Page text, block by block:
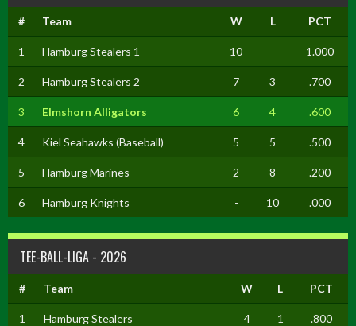
# Team W L PCT
1 Hamburg Stealers 1 10 - 1.000
2 Hamburg Stealers 2 7 3 .700
3 Elmshorn Alligators 6 4 .600
4 Kiel Seahawks (Baseball) 5 5 .500
5 Hamburg Marines 2 8 .200
6 Hamburg Knights - 10 .000
TEE-BALL-LIGA - 2026
# Team W L PCT
1 Hamburg Stealers 4 1 .800